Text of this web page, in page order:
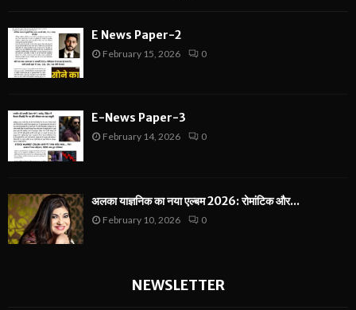
E News Paper-2
February 15, 2026 0
E-News Paper-3
February 14, 2026 0
अलका याज्ञनिक का नया एल्बम 2026: रोमांटिक और...
February 10, 2026 0
NEWSLETTER